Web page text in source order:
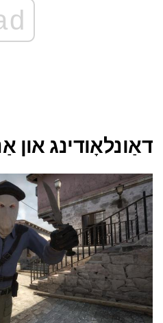
דאַונלאָודינג און